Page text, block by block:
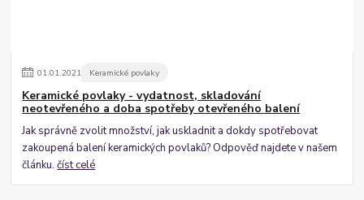
01.01.2021 Keramické povlaky
Keramické povlaky - vydatnost, skladování
neotevřeného a doba spotřeby otevřeného balení
Jak správně zvolit množství, jak uskladnit a dokdy spotřebovat
zakoupená balení keramických povlaků? Odpověď najdete v našem
článku.číst celé